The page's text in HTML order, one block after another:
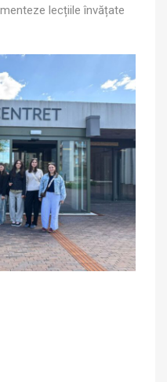
lecțiile învățate